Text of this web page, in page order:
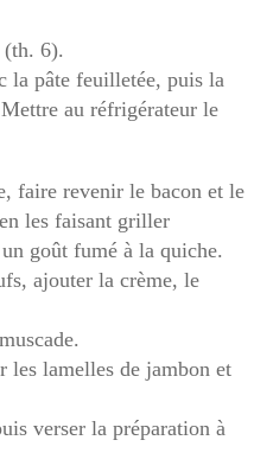
(th. 6).
la pâte feuilletée, puis la
au réfrigérateur le
faire revenir le bacon et le
les faisant griller
goût fumé à la quiche.
ajouter la crème, le
les lamelles de jambon et
verser la préparation à